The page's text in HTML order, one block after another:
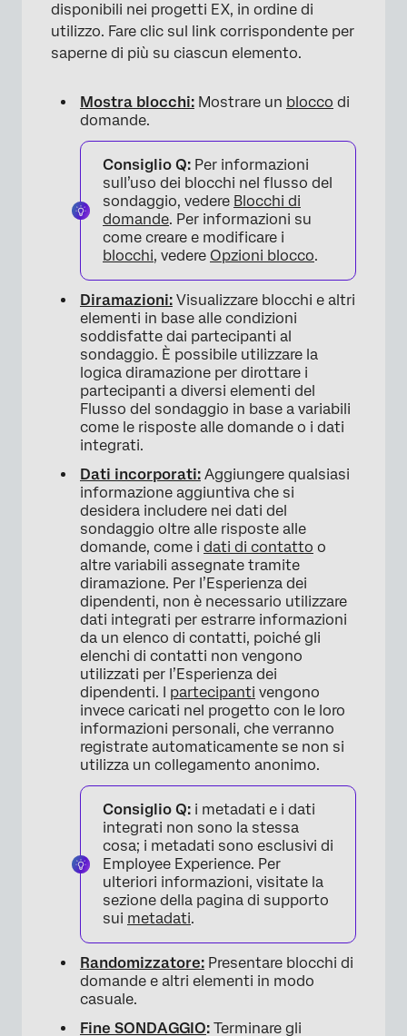
disponibili nei progetti EX, in ordine di
utilizzo. Fare clic sul link corrispondente per
saperne di più su ciascun elemento.
Mostra blocchi: Mostrare un blocco di
domande.
Consiglio Q: Per informazioni
sull’uso dei blocchi nel flusso del
sondaggio, vedere Blocchi di
domande. Per informazioni su
come creare e modificare i
blocchi, vedere Opzioni blocco.
Diramazioni: Visualizzare blocchi e altri
elementi in base alle condizioni
soddisfatte dai partecipanti al
sondaggio. È possibile utilizzare la
logica diramazione per dirottare i
partecipanti a diversi elementi del
Flusso del sondaggio in base a variabili
come le risposte alle domande o i dati
integrati.
Dati incorporati: Aggiungere qualsiasi
informazione aggiuntiva che si
desidera includere nei dati del
sondaggio oltre alle risposte alle
domande, come i dati di contatto o
altre variabili assegnate tramite
diramazione. Per l’Esperienza dei
dipendenti, non è necessario utilizzare
dati integrati per estrarre informazioni
da un elenco di contatti, poiché gli
elenchi di contatti non vengono
utilizzati per l’Esperienza dei
dipendenti. I partecipanti vengono
invece caricati nel progetto con le loro
informazioni personali, che verranno
registrate automaticamente se non si
utilizza un collegamento anonimo.
Consiglio Q: i metadati e i dati
integrati non sono la stessa
cosa; i metadati sono esclusivi di
Employee Experience. Per
ulteriori informazioni, visitate la
sezione della pagina di supporto
sui metadati.
Randomizzatore: Presentare blocchi di
domande e altri elementi in modo
casuale.
Fine SONDAGGIO: Terminare gli